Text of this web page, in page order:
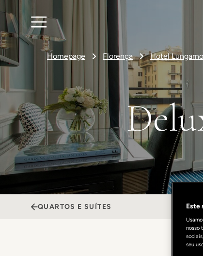
Homepage Florença Hotel Lungarno
QUARTOS E SUÍTES Este
nosso
seu